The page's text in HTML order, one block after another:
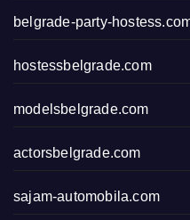
belgrade-party-
hostessbelgrade.com
modelsbelgrade.com
actorsbelgrade.com
sajam-automobila.com